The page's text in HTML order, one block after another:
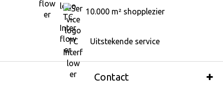
10.000 m² shopplezier
Uitstekende service
Contact